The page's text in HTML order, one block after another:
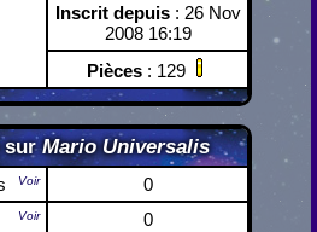
Inscrit depuis: 26 Nov
2008 16:19
Pièces: 129
surMario Universalis
Voir
0
Voir
0